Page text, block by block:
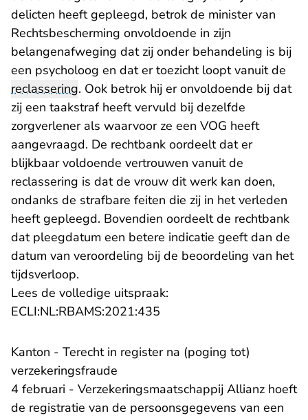
delicten heeft gepleegd, betrok de minister van
Rechtsbescherming onvoldoende in zijn
belangenafweging dat zij onder behandeling is bij
een psycholoog en dat er toezicht loopt vanuit de
reclassering. Ook betrok hij er onvoldoende bij dat
zij een taakstraf heeft vervuld bij dezelfde
zorgverlener als waarvoor ze een VOG heeft
aangevraagd. De rechtbank oordeelt dat er
blijkbaar voldoende vertrouwen vanuit de
reclassering is dat de vrouw dit werk kan doen,
ondanks de strafbare feiten die zij in het verleden
heeft gepleegd. Bovendien oordeelt de rechtbank
dat pleegdatum een betere indicatie geeft dan de
datum van veroordeling bij de beoordeling van het
tijdsverloop.
Lees de volledige uitspraak:
ECLI:NL:RBAMS:2021:435
Kanton - Terecht in register na (poging tot)
verzekeringsfraude
4 februari - Verzekeringsmaatschappij Allianz hoeft
de registratie van de persoonsgegevens van een